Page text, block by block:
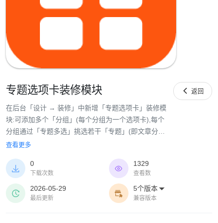
专题选项卡装修模块
在后台「设计 → 装修」中新增「专题选项卡」装修模
块:可添加多个「分组」(每个分组为一个选项卡),每个
分组通过「专题多选」挑选若干「专题」(即文章分
类)。前台顶部为各分组标题导航,切换选项卡(鼠标移
卡片含封面图、标题、简短描述与「Read More」链
接,点击跳转到该专题(文章分类)页。支持模块宽度(窄
屏 / 宽屏 / 全屏)、显示封面图片、图片边距、图片背
景颜色、显示简短描述、文字对齐方式、PC / 移动端
查看更多
 返回

0
下载次数

1329
查看数

2026-05-29
最后更新

5个版本 
兼容版本